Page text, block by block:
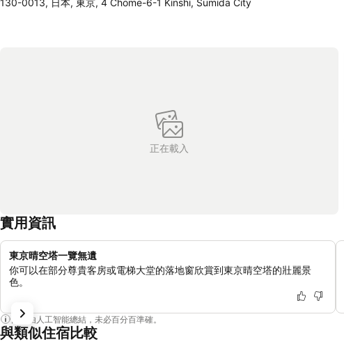
130-0013, 日本, 東京, 4 Chome-6-1 Kinshi, Sumida City
正在載入
實用資訊
東京晴空塔一覽無遺
你可以在部分尊貴客房或電梯大堂的落地窗欣賞到東京晴空塔的壯麗景
色。
內容由人工智能總結，未必百分百準確。
與類似住宿比較